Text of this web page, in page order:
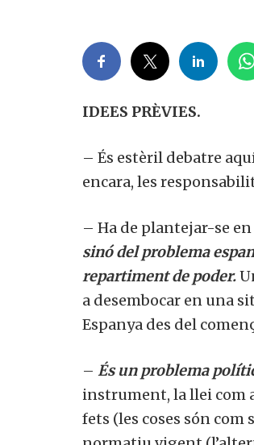
IDEES PRÈVIES.
– És estèril debatre
encara, les
– Ha de plantejar-se
sinó del problema
repartiment de poder.
a desembocar en una
Espanya des del
– És un problema
instrument, la llei com
fets (les coses són